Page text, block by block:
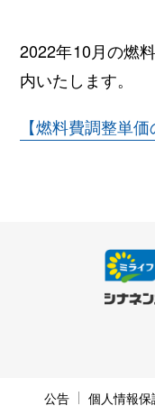
2022年10月の燃
内いたします。
【燃料費調整単
公告 個人情報保